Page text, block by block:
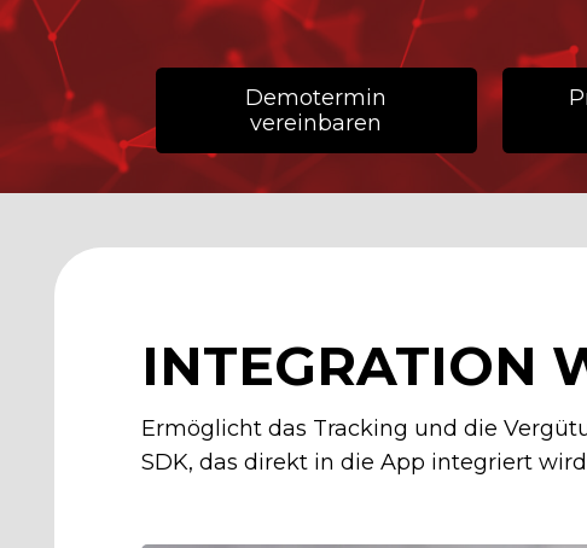
Demotermin
vereinbaren
INTEGRATION
Ermöglicht das Tracking und die
SDK, das direkt in die App integriert